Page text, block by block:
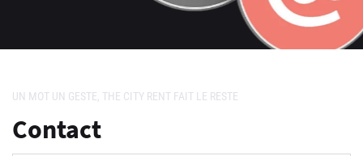
UN MOT UN GESTE, THE CITY RENT FAIT LE RESTE
Contact